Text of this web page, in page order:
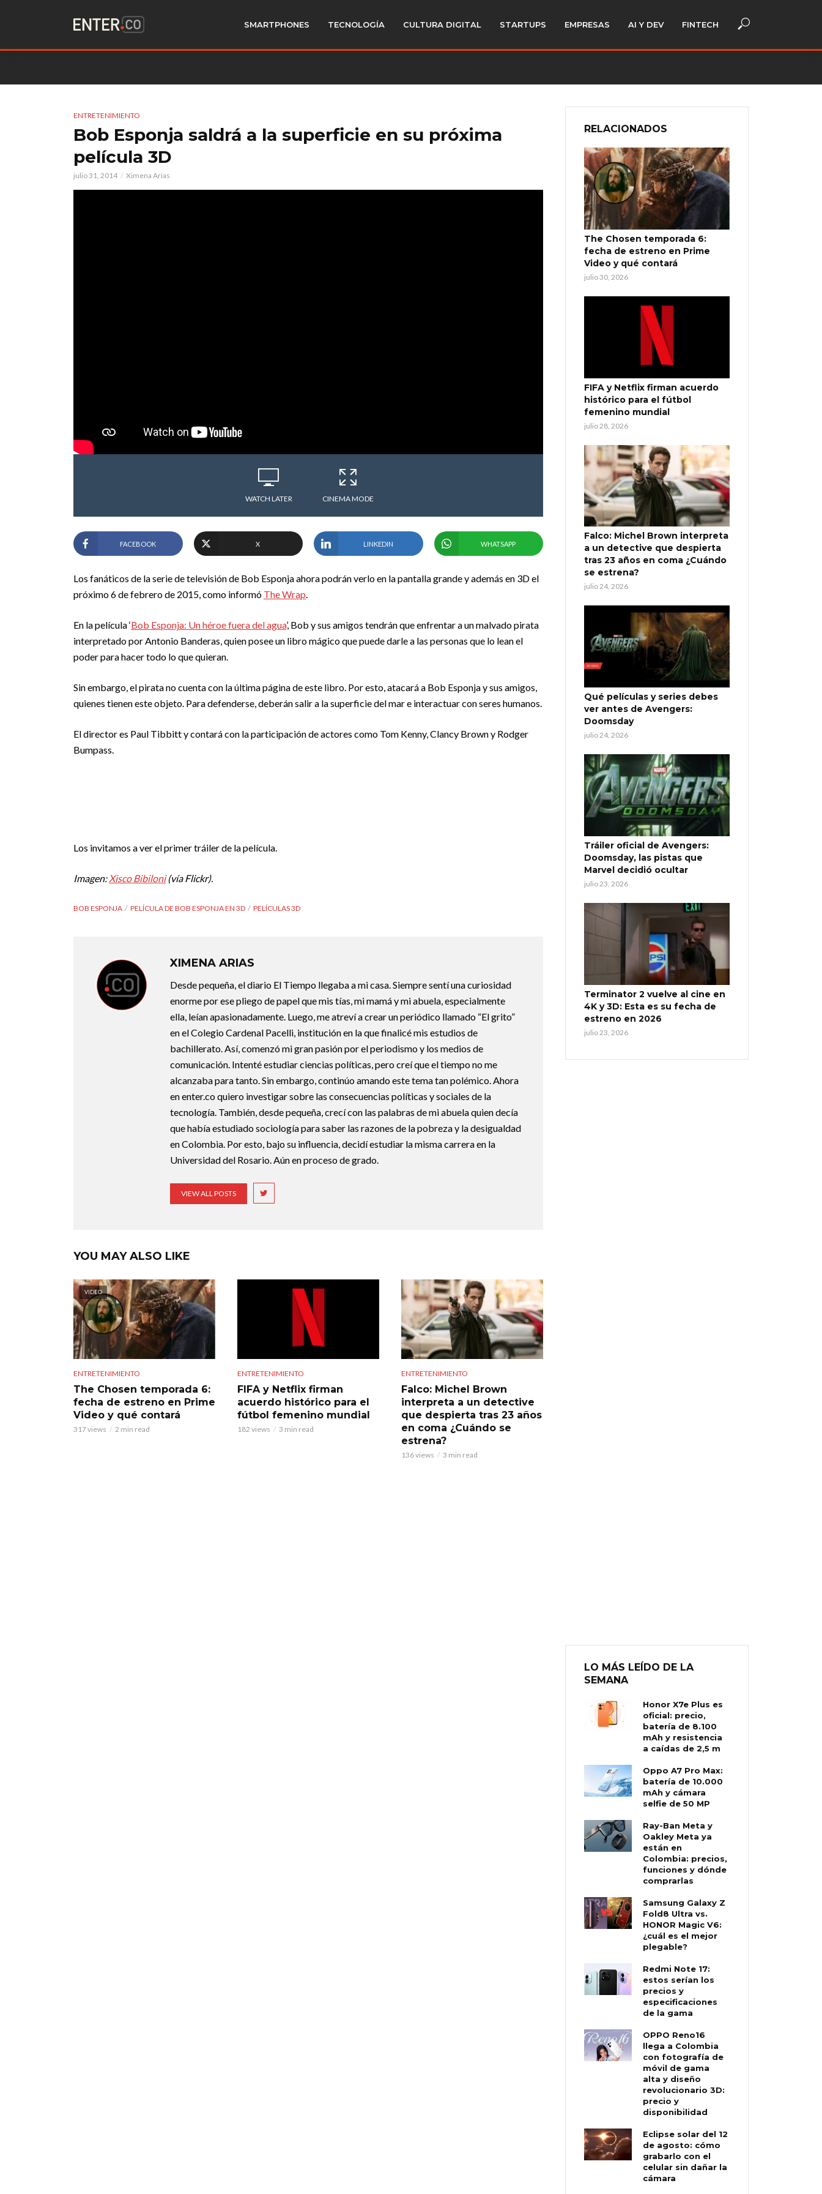
SMARTPHONES TECNOLOGÍA CULTURA DIGITAL STARTUPS EMPRESAS AI Y DEV FINTECH
ENTRETENIMIENTO
Bob Esponja saldrá a la superficie en su próxima
película 3D
julio 31, 2014 Ximena Arias
WATCH LATER CINEMA MODE
FACEBOOK X LINKEDIN WHATSAPP
Los fanáticos de la serie de televisión de Bob Esponja ahora podrán verlo en la pantalla grande y además en 3D el
próximo 6 de febrero de 2015, como informó The Wrap.
En la película ‘Bob Esponja: Un héroe fuera del agua’, Bob y sus amigos tendrán que enfrentar a un malvado pirata
interpretado por Antonio Banderas, quien posee un libro mágico que puede darle a las personas que lo lean el
poder para hacer todo lo que quieran.
Sin embargo, el pirata no cuenta con la última página de este libro. Por esto, atacará a Bob Esponja y sus amigos,
quienes tienen este objeto. Para defenderse, deberán salir a la superficie del mar e interactuar con seres humanos.
El director es Paul Tibbitt y contará con la participación de actores como Tom Kenny, Clancy Brown y Rodger
Bumpass.
Los invitamos a ver el primer tráiler de la película.
Imagen:Xisco Bibiloni(vía Flickr).
BOB ESPONJA PELÍCULA DE BOB ESPONJA EN 3D PELÍCULAS 3D
XIMENA ARIAS
Desde pequeña, el diario El Tiempo llegaba a mi casa. Siempre sentí una curiosidad
enorme por ese pliego de papel que mis tías, mi mamá y mi abuela, especialmente
ella, leían apasionadamente. Luego, me atreví a crear un periódico llamado “El grito”
en el Colegio Cardenal Pacelli, institución en la que finalicé mis estudios de
bachillerato. Así, comenzó mi gran pasión por el periodismo y los medios de
comunicación. Intenté estudiar ciencias políticas, pero creí que el tiempo no me
alcanzaba para tanto. Sin embargo, continúo amando este tema tan polémico. Ahora
en enter.co quiero investigar sobre las consecuencias políticas y sociales de la
tecnología. También, desde pequeña, crecí con las palabras de mi abuela quien decía
que había estudiado sociología para saber las razones de la pobreza y la desigualdad
en Colombia. Por esto, bajo su influencia, decidí estudiar la misma carrera en la
Universidad del Rosario. Aún en proceso de grado.
VIEW ALL POSTS
YOU MAY ALSO LIKE
VIDEO
ENTRETENIMIENTO
The Chosen temporada 6:
fecha de estreno en Prime
Video y qué contará
317 views 2 min read
ENTRETENIMIENTO
FIFA y Netflix firman
acuerdo histórico para el
fútbol femenino mundial
182 views 3 min read
ENTRETENIMIENTO
Falco: Michel Brown
interpreta a un detective
que despierta tras 23 años
en coma ¿Cuándo se
estrena?
136 views 3 min read
RELACIONADOS
The Chosen temporada 6:
fecha de estreno en Prime
Video y qué contará
julio 30, 2026
FIFA y Netflix firman acuerdo
histórico para el fútbol
femenino mundial
julio 28, 2026
Falco: Michel Brown interpreta
a un detective que despierta
tras 23 años en coma ¿Cuándo
se estrena?
julio 24, 2026
Qué películas y series debes
ver antes de Avengers:
Doomsday
julio 24, 2026
Tráiler oficial de Avengers:
Doomsday, las pistas que
Marvel decidió ocultar
julio 23, 2026
Terminator 2 vuelve al cine en
4K y 3D: Esta es su fecha de
estreno en 2026
julio 23, 2026
LO MÁS LEÍDO DE LA
SEMANA
Honor X7e Plus es
oficial: precio,
batería de 8.100
mAh y resistencia
a caídas de 2,5 m
Oppo A7 Pro Max:
batería de 10.000
mAh y cámara
selfie de 50 MP
Ray-Ban Meta y
Oakley Meta ya
están en
Colombia: precios,
funciones y dónde
comprarlas
Samsung Galaxy Z
Fold8 Ultra vs.
HONOR Magic V6:
¿cuál es el mejor
plegable?
Redmi Note 17:
estos serían los
precios y
especificaciones
de la gama
OPPO Reno16
llega a Colombia
con fotografía de
móvil de gama
alta y diseño
revolucionario 3D:
precio y
disponibilidad
Eclipse solar del 12
de agosto: cómo
grabarlo con el
celular sin dañar la
cámara